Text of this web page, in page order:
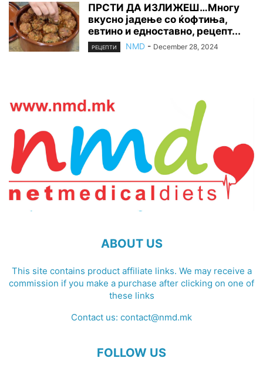
ПРСТИ ДА ИЗЛИЖЕШ…Многу
вкусно јадење со ќофтиња,
евтино и едноставно, рецепт...
РЕЦЕПТИ NMD - December 28, 2024
ABOUT US
This site contains product affiliate links. We may receive a
commission if you make a purchase after clicking on one of
these links
Contact us: contact@nmd.mk
FOLLOW US